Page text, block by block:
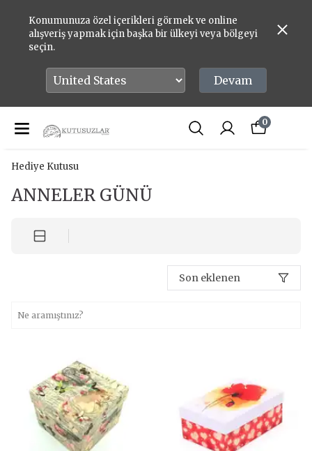
Konumunuza özel içerikleri görmek ve online
alışveriş yapmak için başka bir ülkeyi veya bölgeyi
seçin.
Devam
0
Hediye Kutusu
ANNELER GÜNÜ
Son eklenen